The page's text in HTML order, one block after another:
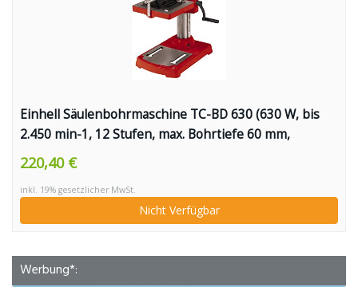
Einhell Säulenbohrmaschine TC-BD 630 (630 W, bis
2.450 min-1, 12 Stufen, max. Bohrtiefe 60 mm,
Zahnkranzfutter 1,5-16 mm, einstellbarer
Tiefenanschlag, neig-/drehbarer Bohrtisch inkl.
Schraubstock)
220,40 €
inkl. 19% gesetzlicher MwSt.
Nicht Verfügbar
Werbung*: